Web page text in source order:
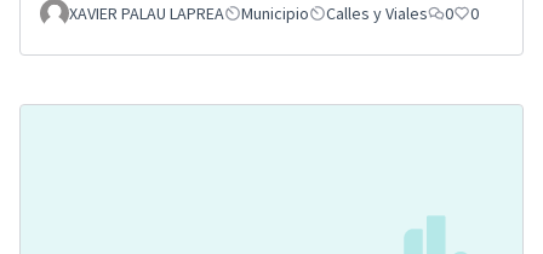
XAVIER PALAU LAPREA Municipio Calles y Viales 0 0